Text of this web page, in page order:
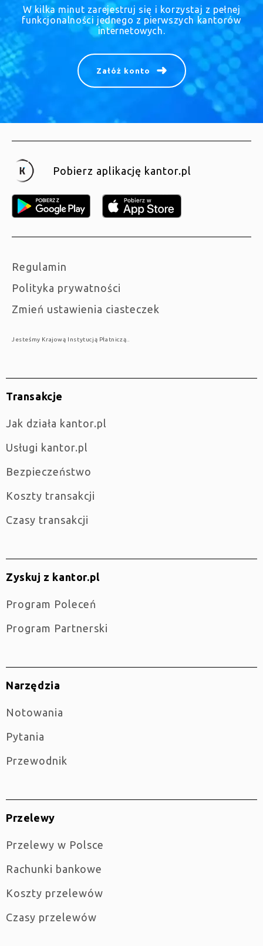
W kilka minut zarejestruj się i korzystaj z pełnej
funkcjonalności jednego z pierwszych kantorów
internetowych.
Załóż konto
Pobierz aplikację kantor.pl
Regulamin
Polityka prywatności
Zmień ustawienia ciasteczek
Jesteśmy Krajową Instytucją Płatniczą..
Transakcje
jak działa kantor.pl
Usługi kantor.pl
Bezpieczeństwo
Koszty transakcji
Czasy transakcji
Zyskuj z kantor.pl
Program Poleceń
Program Partnerski
Narzędzia
Notowania
Pytania
Przewodnik
Przelewy
Przelewy w Polsce
Rachunki bankowe
Koszty przelewów
Czasy przelewów